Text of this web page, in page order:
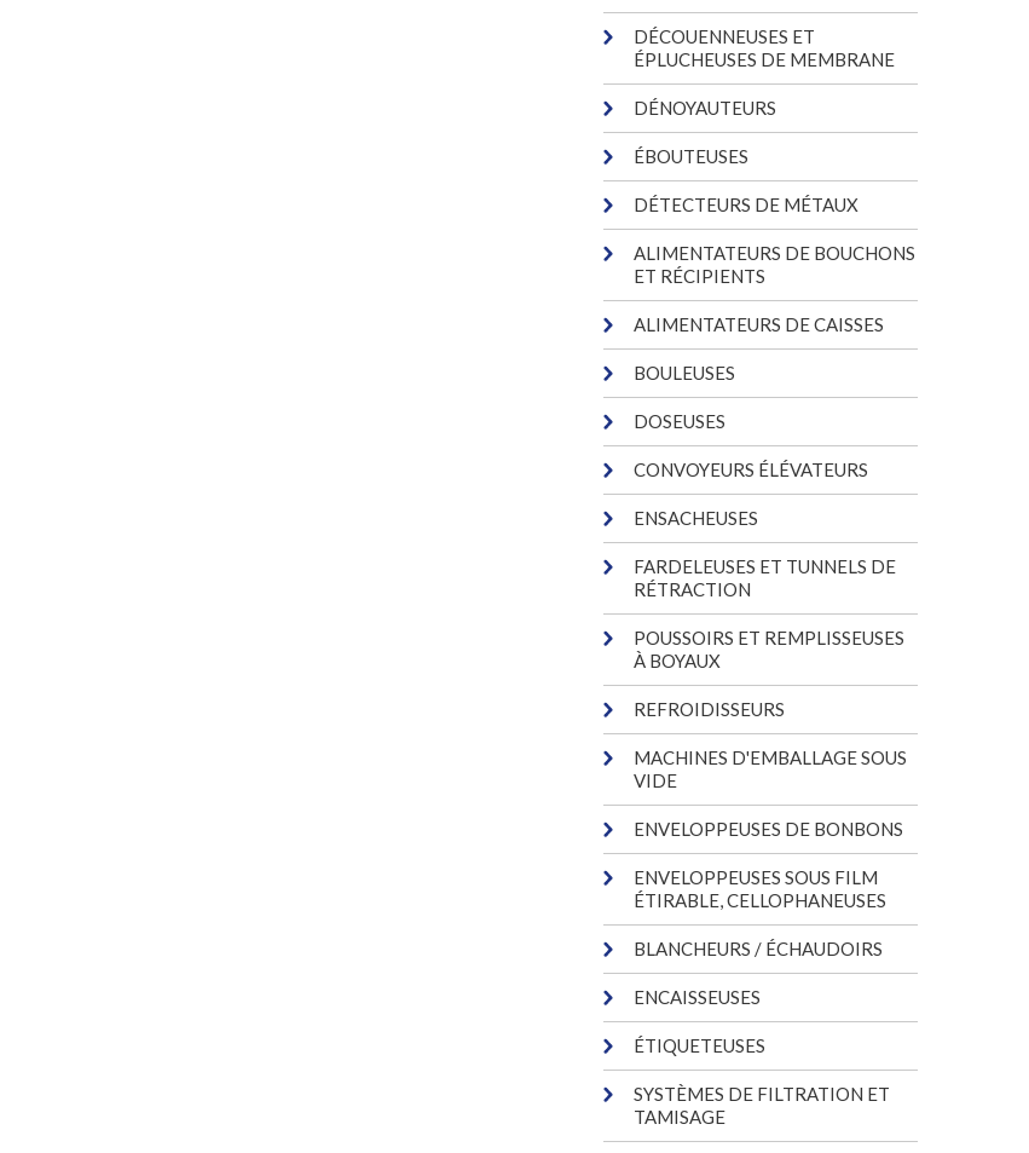
DÉCOUENNEUSES ET
ÉPLUCHEUSES DE MEMBRANE
DÉNOYAUTEURS
ÉBOUTEUSES
DÉTECTEURS DE MÉTAUX
ALIMENTATEURS DE BOUCHONS
ET RÉCIPIENTS
ALIMENTATEURS DE CAISSES
BOULEUSES
DOSEUSES
CONVOYEURS ÉLÉVATEURS
ENSACHEUSES
FARDELEUSES ET TUNNELS DE
RÉTRACTION
POUSSOIRS ET REMPLISSEUSES
À BOYAUX
REFROIDISSEURS
MACHINES D'EMBALLAGE SOUS
VIDE
ENVELOPPEUSES DE BONBONS
ENVELOPPEUSES SOUS FILM
ÉTIRABLE, CELLOPHANEUSES
BLANCHEURS / ÉCHAUDOIRS
ENCAISSEUSES
ÉTIQUETEUSES
SYSTÈMES DE FILTRATION ET
TAMISAGE